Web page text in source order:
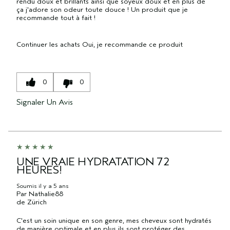
ça j'adore son odeur toute douce ! Un produit que je
recommande tout à fait !
Continuer les achats Oui, je recommande ce produit
0 0
Signaler Un Avis
UNE VRAIE HYDRATATION 72
HEURES!
Soumis il y a 5 ans
Par Nathalie88
de Zürich
C'est un soin unique en son genre, mes cheveux sont hydratés